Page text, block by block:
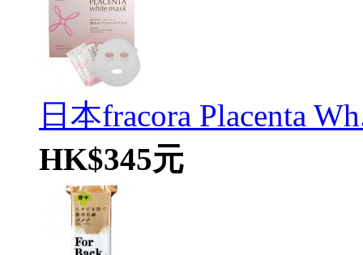
日本fracora Placenta
HK$345元